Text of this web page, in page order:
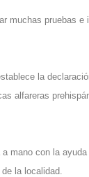
muchas pruebas e
la
alfareras
mano con la
la localidad.